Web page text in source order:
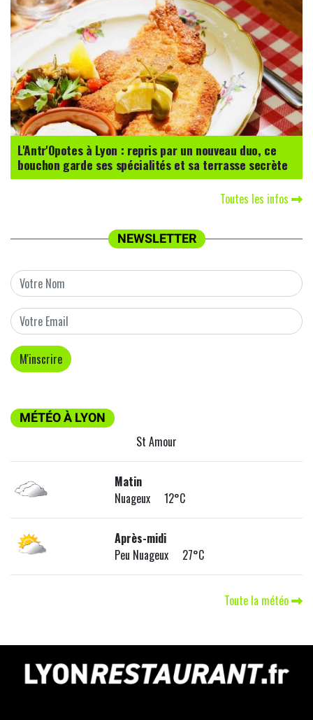
L'Antr'Opotes à Lyon : repris par un nouveau duo, ce
bouchon garde ses spécialités et sa terrasse secrète
Toutes les infos
NEWSLETTER
MÉTÉO À LYON
St Amour
Matin
Nuageux 12°C
Après-midi
Peu Nuageux 27°C
Toute la météo